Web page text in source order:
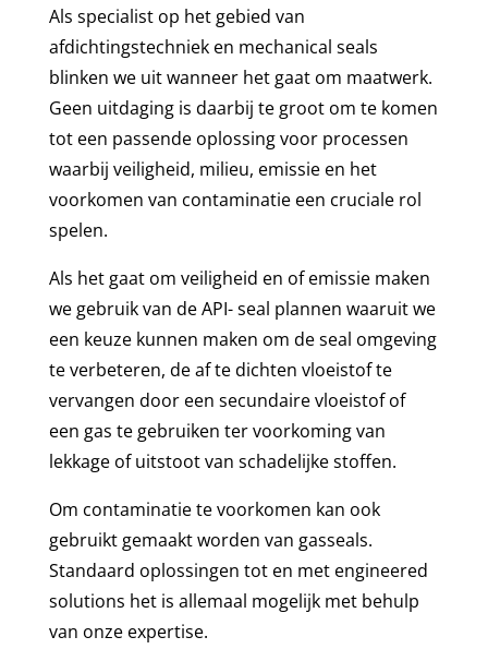
Als specialist op het gebied van
afdichtingstechniek en mechanical seals
blinken we uit wanneer het gaat om maatwerk.
Geen uitdaging is daarbij te groot om te komen
tot een passende oplossing voor processen
waarbij veiligheid, milieu, emissie en het
voorkomen van contaminatie een cruciale rol
spelen.
Als het gaat om veiligheid en of emissie maken
we gebruik van de API- seal plannen waaruit we
een keuze kunnen maken om de seal omgeving
te verbeteren, de af te dichten vloeistof te
vervangen door een secundaire vloeistof of
een gas te gebruiken ter voorkoming van
lekkage of uitstoot van schadelijke stoffen.
Om contaminatie te voorkomen kan ook
gebruikt gemaakt worden van gasseals.
Standaard oplossingen tot en met engineered
solutions het is allemaal mogelijk met behulp
van onze expertise.